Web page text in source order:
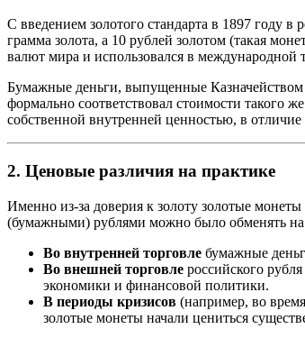
С введением золотого стандарта в 1897 году
грамма золота, а 10 рублей золотом (такая
валют мира и использовался в международной
Бумажные деньги, выпущенные
формально соответствовал стоимости такого
собственной внутренней ценностью, в
2. Ценовые различия на практике
Именно из-за доверия к золоту золотые
(бумажными) рублями можно было обменять на
Во внутренней торговле бумажные
Во внешней торговле российского
экономики и финансовой политики.
В периоды кризисов (например, во
золотые монеты начали цениться